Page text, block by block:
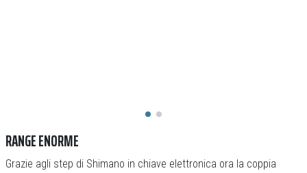
RANGE ENORME
Grazie agli step di Shimano in chiave elettronica ora la coppia